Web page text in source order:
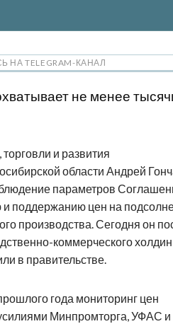
TELEGRAM-КАНАЛ
не менее
и развития
области Андрей
параметров
поддержанию цен на
производства. Сегодня он
коммерческого
в правительстве.
года мониторинг цен
Минпромторга, УФАС и